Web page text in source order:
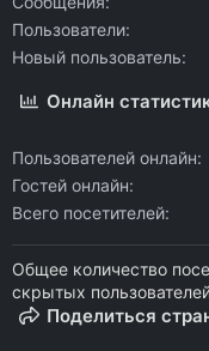
Пользователи
Новый пользователь
Онлайн
Пользователей онлайн
Гостей онлайн
Всего посетителей
Общее количество
скрытых
Поделиться